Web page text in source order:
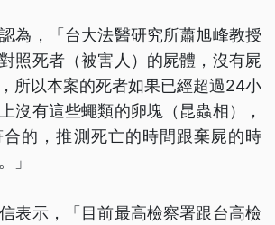
為，「台大法醫研究所蕭旭峰教授
照死者（被害人）的屍體，沒有屍
所以本案的死者如果已經超過24小
沒有這些蠅類的卵塊（昆蟲相），
的，推測死亡的時間跟棄屍的時
」
表示，「目前最高檢察署跟台高檢